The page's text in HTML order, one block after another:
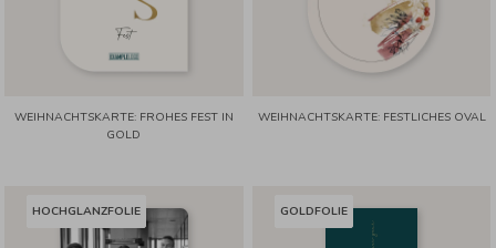
WEIHNACHTSKARTE: FROHES FEST IN
GOLD
WEIHNACHTSKARTE: FESTLICHES OVAL
HOCHGLANZFOLIE GOLDFOLIE